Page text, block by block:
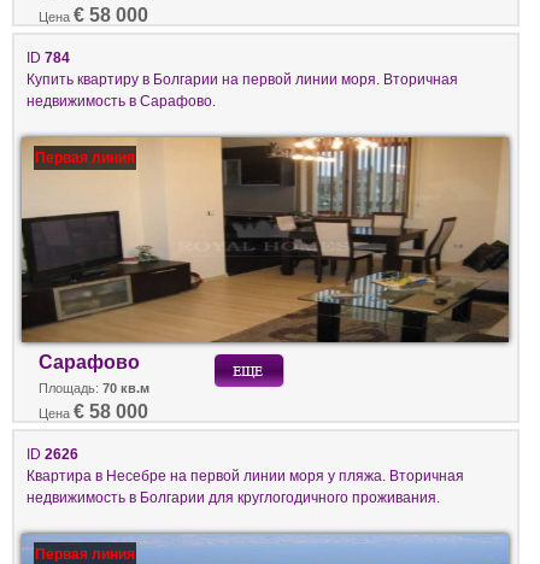
Цена € 58 000
ID 784
Купить квартиру в Болгарии на первой линии моря. Вторичная
недвижимость в Сарафово.
Первая линия
Сарафово
Площадь: 70 кв.м
Цена € 58 000
ID 2626
Квартира в Несебре на первой линии моря у пляжа. Вторичная
недвижимость в Болгарии для круглогодичного проживания.
Первая линия